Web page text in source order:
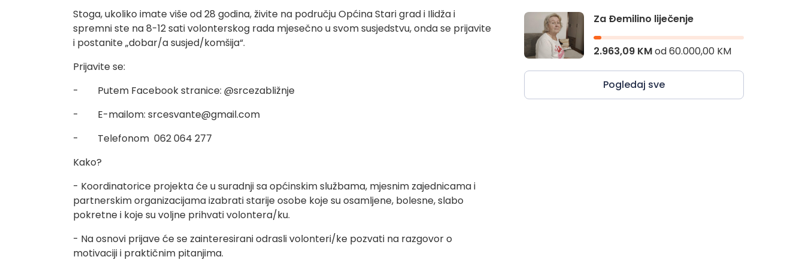
Stoga, ukoliko imate više od 28 godina, živite na području Općina Stari grad i Ilidža i
spremni ste na 8-12 sati volonterskog rada mjesečno u svom susjedstvu, onda se prijavite
i postanite „dobar/a susjed/komšija“.
Prijavite se:
- Putem Facebook stranice: @srcezabližnje
- E-mailom: srcesvante@gmail.com
- Telefonom 062 064 277
Kako?
- Koordinatorice projekta će u suradnji sa općinskim službama, mjesnim zajednicama i
partnerskim organizacijama izabrati starije osobe koje su osamljene, bolesne, slabo
pokretne i koje su voljne prihvati volontera/ku.
- Na osnovi prijave će se zainteresirani odrasli volonteri/ke pozvati na razgovor o
motivaciji i praktičnim pitanjima.
Za Đemilino liječenje
2.963,09 KMod60.000,00 KM
Pogledaj sve